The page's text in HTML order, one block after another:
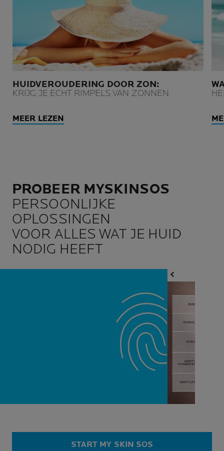
HUIDVEROUDERING DOOR ZON:
KRIJG JE ECHT RIMPELS VAN ZONNEN
MEER LEZEN
PROBEER MYSKINSOS
PERSOONLIJKE
OPLOSSINGEN
VOOR ALLES WAT JE HUID
NODIG HEEFT
START MY SKIN SOS